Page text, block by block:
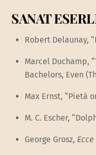
SANAT
Robert Delaunay,
Marcel Duchamp,
Bachelors, Even
Max Ernst, “Pietà
M. C. Escher,
George Grosz,